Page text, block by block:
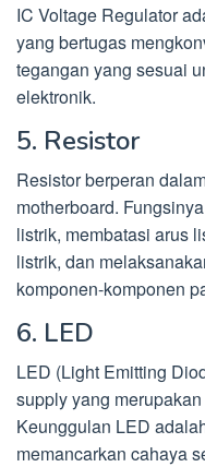
IC Voltage Regulator
yang bertugas
tegangan yang sesuai
elektronik.
5. Resistor
Resistor berperan
motherboard.
listrik, membatasi arus
listrik, dan
komponen-komponen
6. LED
LED (Light Emitting
supply yang
Keunggulan LED
memancarkan cahaya